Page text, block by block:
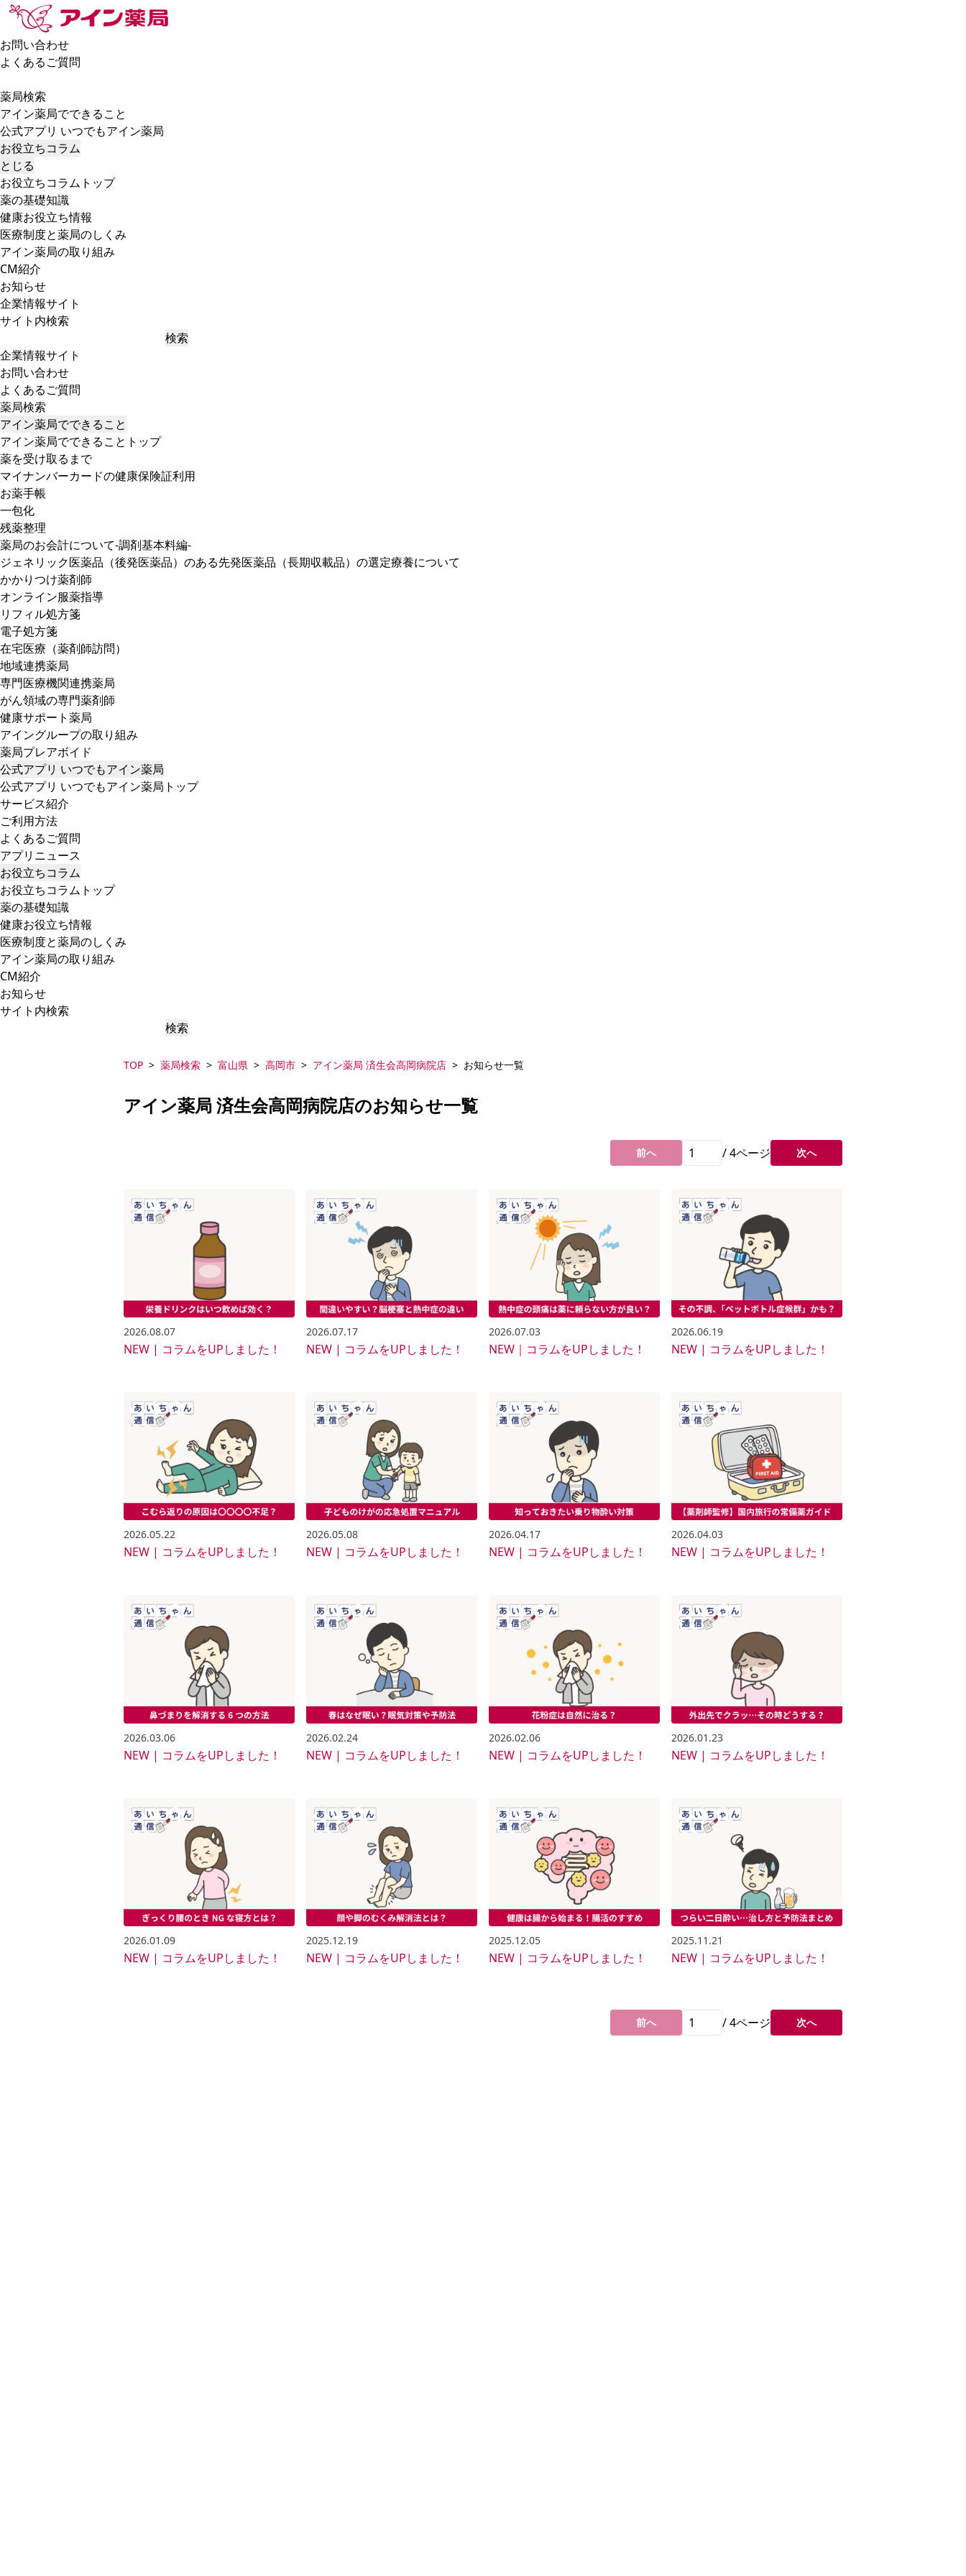
お問い合わせ
よくあるご質問
薬局検索
アイン薬局でできること
公式アプリ いつでもアイン薬局
お役立ちコラム
とじる
お役立ちコラムトップ
薬の基礎知識
健康お役立ち情報
医療制度と薬局のしくみ
アイン薬局の取り組み
CM紹介
お知らせ
企業情報サイト
サイト内検索
検索
企業情報サイト
お問い合わせ
よくあるご質問
薬局検索
アイン薬局でできること
アイン薬局でできることトップ
薬を受け取るまで
マイナンバーカードの健康保険証利用
お薬手帳
一包化
残薬整理
薬局のお会計について-調剤基本料編-
ジェネリック医薬品（後発医薬品）のある先発医薬品（長期収載品）の選定療養について
かかりつけ薬剤師
オンライン服薬指導
リフィル処方箋
電子処方箋
在宅医療（薬剤師訪問）
地域連携薬局
専門医療機関連携薬局
がん領域の専門薬剤師
健康サポート薬局
アイングループの取り組み
薬局プレアボイド
公式アプリ いつでもアイン薬局
公式アプリ いつでもアイン薬局トップ
サービス紹介
ご利用方法
よくあるご質問
アプリニュース
お役立ちコラム
お役立ちコラムトップ
薬の基礎知識
健康お役立ち情報
医療制度と薬局のしくみ
アイン薬局の取り組み
CM紹介
お知らせ
サイト内検索
検索
TOP 薬局検索 富山県 高岡市 アイン薬局 済生会高岡病院店 お知らせ一覧
アイン薬局 済生会高岡病院店のお知らせ一覧
前へ /4ページ 次へ
2026.08.07
NEW | コラムをUPしました！
2026.07.17
NEW | コラムをUPしました！
2026.07.03
NEW｜コラムをUPしました！
2026.06.19
NEW | コラムをUPしました！
2026.05.22
NEW | コラムをUPしました！
2026.05.08
NEW | コラムをUPしました！
2026.04.17
NEW | コラムをUPしました！
2026.04.03
NEW | コラムをUPしました！
2026.03.06
NEW | コラムをUPしました！
2026.02.24
NEW | コラムをUPしました！
2026.02.06
NEW | コラムをUPしました！
2026.01.23
NEW | コラムをUPしました！
2026.01.09
NEW | コラムをUPしました！
2025.12.19
NEW | コラムをUPしました！
2025.12.05
NEW | コラムをUPしました！
2025.11.21
NEW | コラムをUPしました！
前へ /4ページ 次へ